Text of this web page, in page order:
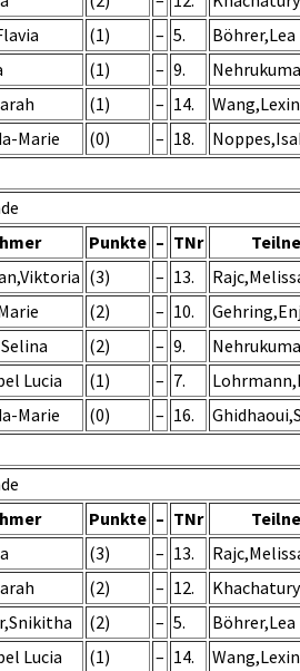
(1) – 5.
Böhrer,Lea
(1) – 9.
(1) – 14.
Marie (0) – 18.
Punkte – TNr
(3) – 13.
(2) – 10.
(2) – 9.
Lucia (1) – 7.
Marie (0) – 16.
Punkte – TNr
(3) – 13.
(2) – 12.
(2) – 5.
Böhrer,Lea
Lucia (1) – 14.